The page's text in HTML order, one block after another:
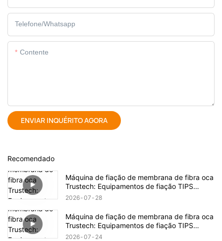
Telefone/whatsapp
Contente
ENVIAR INQUÉRITO AGORA
Recomendado
Máquina de fiação de membrana de fibra oca
Trustech: Equipamentos de fiação TIPS
revelados (17)
2026 07 28
Máquina de fiação de membrana de fibra oca
Trustech: Equipamentos de fiação TIPS
revelados (16)
2026 07 24